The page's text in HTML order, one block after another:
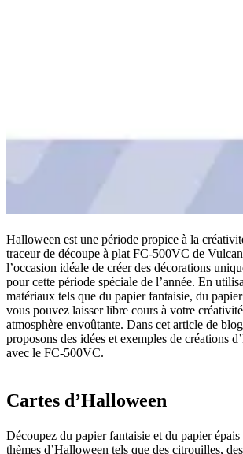
Halloween est une période propice à la
traceur de découpe à plat FC-500VC de
l’occasion idéale de créer des décorations
pour cette période spéciale de l’année. En
matériaux tels que du papier fantaisie, du
vous pouvez laisser libre cours à votre
atmosphère envoûtante. Dans cet article de
proposons des idées et exemples de créations
avec le FC-500VC.
Cartes d’Halloween
Découpez du papier fantaisie et du papier
thèmes d’Halloween tels que des citrouilles,